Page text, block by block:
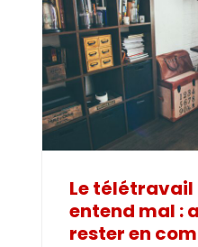
Le télétravail
entend mal :
rester en